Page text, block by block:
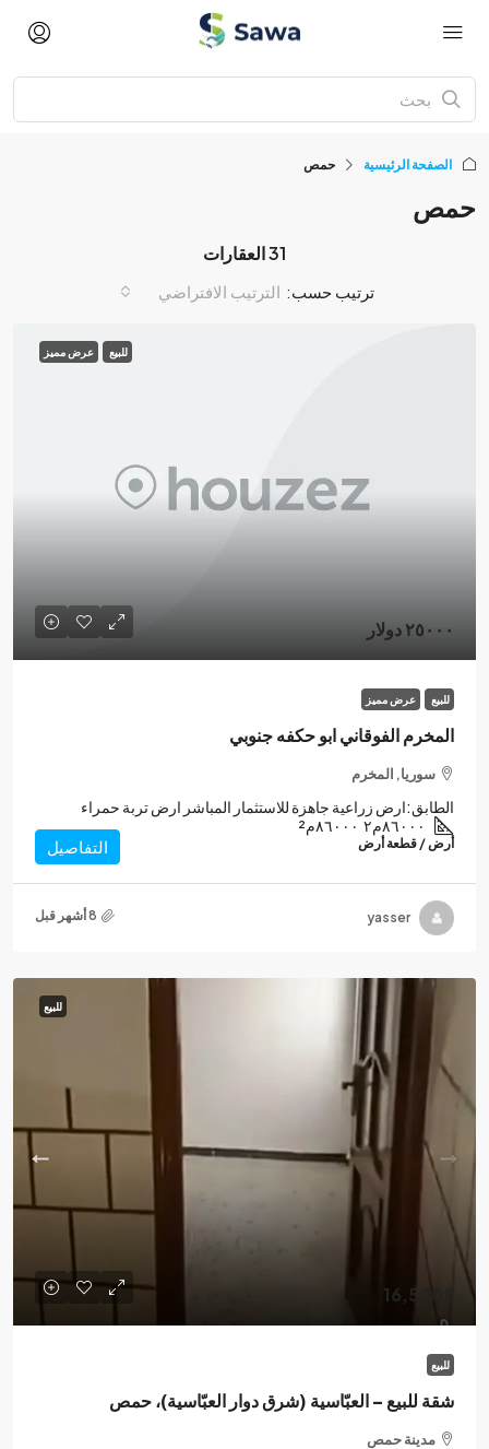
الصفحة الرئيسية حمص
حمص
31 العقارات
ترتيب حسب: الترتيب الافتراضي
للبيع عرض مميز
٢٥٠٠٠ دولار
للبيع عرض مميز
المخرم الفوقاني ابو حكفه جنوبي
سوريا, المخرم
الطابق:ارض زراعية جاهزة للاستثمار المباشر ارض تربة حمراء
٨٦٠٠٠م٢
٨٦٠٠٠م²
أرض / قطعة أرض التفاصيل
yasser
للبيع
16,500$
للبيع
شقة للبيع – العبّاسية (شرق دوار العبّاسية)، حمص
مدينة حمص